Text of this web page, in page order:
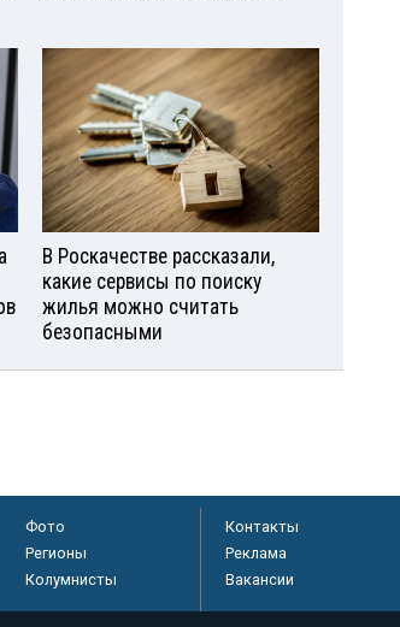
В Роскачестве рассказали,
какие сервисы по поиску
жилья можно считать
безопасными
Фото
Регионы
Колумнисты
Контакты
Реклама
Вакансии